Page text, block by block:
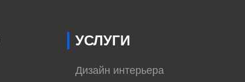
УСЛУГИ
Дизайн интерьера